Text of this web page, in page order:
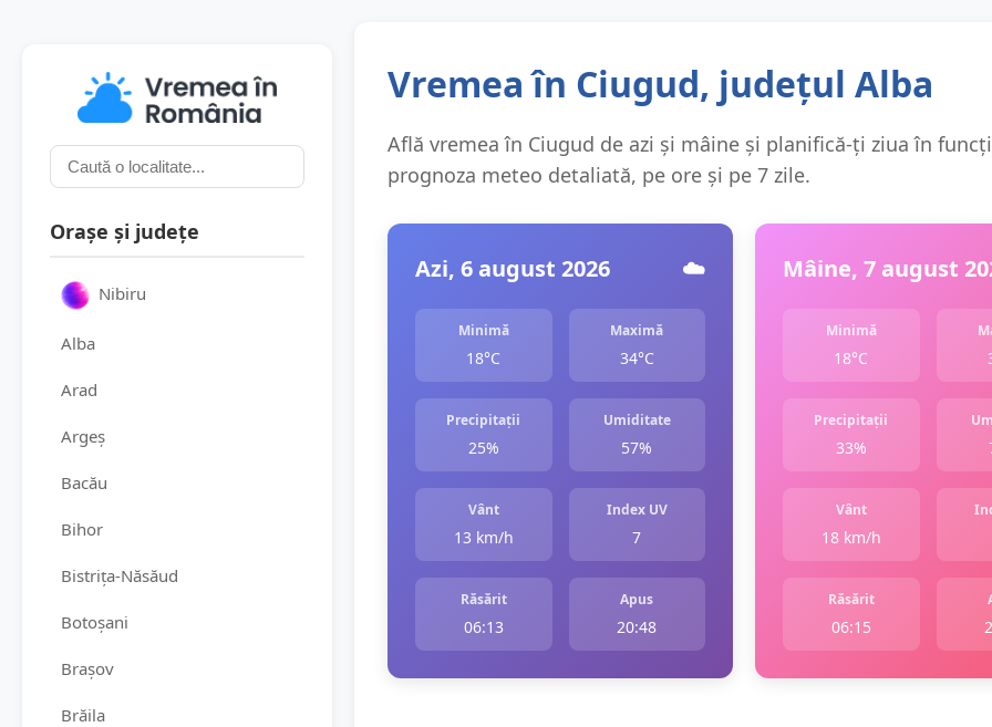
Orașe și județe
Nibiru
Alba
Arad
Argeș
Bacău
Bihor
Bistrița-Năsăud
Botoșani
Brașov
Brăila
Vremea în Ciugud, județul Alba
Află vremea în Ciugud de azi și mâine și planifică-ți ziua în
prognoza meteo detaliată, pe ore și pe 7 zile.
Azi, 6 august 2026 ☁️
Minimă
18°C
Maximă
34°C
Precipitații
25%
Umiditate
57%
Vânt
13 km/h
Index UV
7
Răsărit
06:13
Apus
20:48
Mâine, 7 august
Minimă
18°C
Precipitații
33%
Vânt
18 km/h
Răsărit
06:15